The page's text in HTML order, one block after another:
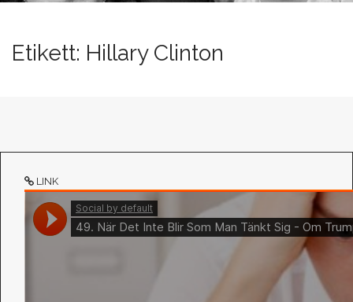
Etikett: Hillary Clinton
LINK